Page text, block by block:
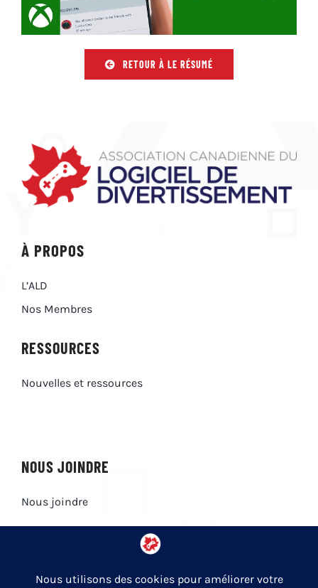
RETOUR À LE RÉSUMÉ
À PROPOS
L’ALD
Nos Membres
RESSOURCES
Nouvelles et ressources
NOUS JOINDRE
Nous joindre